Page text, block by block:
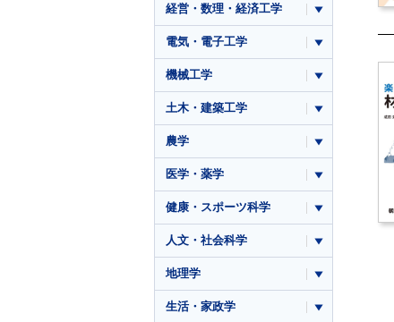
経営・数理・経済工学
電気・電子工学
機械工学
土木・建築工学
農学
医学・薬学
健康・スポーツ科学
人文・社会科学
地理学
生活・家政学